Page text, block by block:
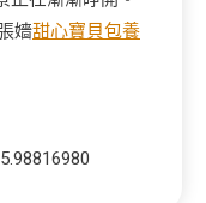
嬙甜心寶貝包養